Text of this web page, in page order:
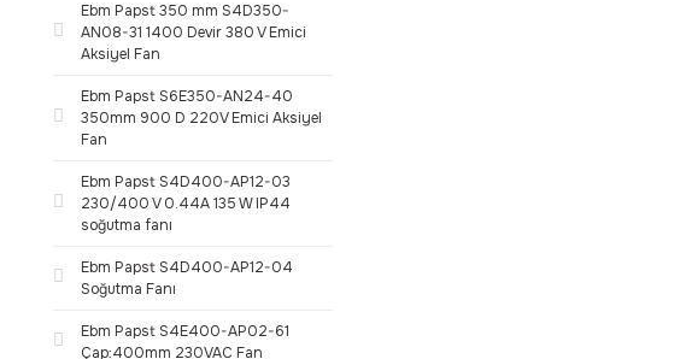
Ebm Papst 350 mm S4D350-
AN08-31 1400 Devir 380 V Emici
Aksiyel Fan
Ebm Papst S6E350-AN24-40
350mm 900 D 220V Emici Aksiyel
Fan
Ebm Papst S4D400-AP12-03
230/400 V 0.44A 135 W IP44
soğutma fanı
Ebm Papst S4D400-AP12-04
Soğutma Fanı
Ebm Papst S4E400-AP02-61
Çap:400mm 230VAC Fan